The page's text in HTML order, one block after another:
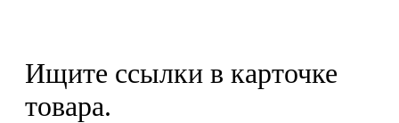
Ищите ссылки в карточке
товара.